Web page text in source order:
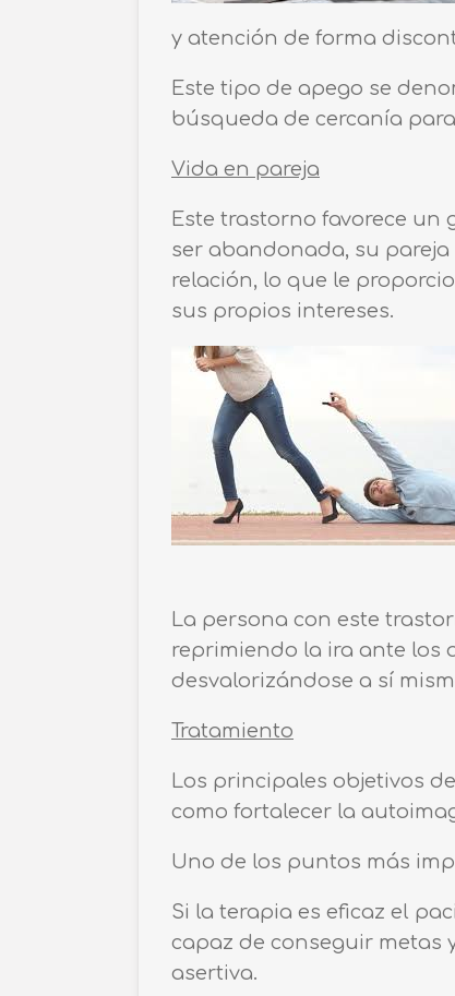
y atención de forma
Este tipo de apego se
búsqueda de cercanía
Vida en pareja
Este trastorno favorece un
ser abandonada, su
relación, lo que le
sus propios intereses.
La persona con este
reprimiendo la ira ante los
desvalorizándose a sí
Tratamiento
Los principales objetivos
como fortalecer la
Uno de los puntos más
Si la terapia es eficaz el
capaz de conseguir metas
asertiva.